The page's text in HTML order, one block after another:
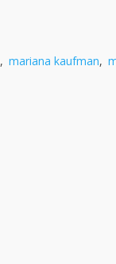
, mariana kaufman,